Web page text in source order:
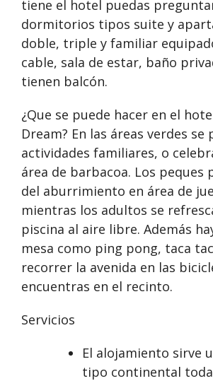
tiene el hotel puedas
dormitorios tipos suite y
doble, triple y familiar
cable, sala de estar, baño
tienen balcón.
¿Que se puede hacer en el
Dream? En las áreas verdes se
actividades familiares, o
área de barbacoa. Los peques
del aburrimiento en área de
mientras los adultos se
piscina al aire libre. Además
mesa como ping pong, taca
recorrer la avenida en las
encuentras en el recinto.
Servicios
El alojamiento sirve
tipo continental